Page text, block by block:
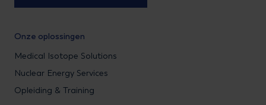
Onze oplossingen
Medical Isotope Solutions
Nuclear Energy Services
Opleiding & Training